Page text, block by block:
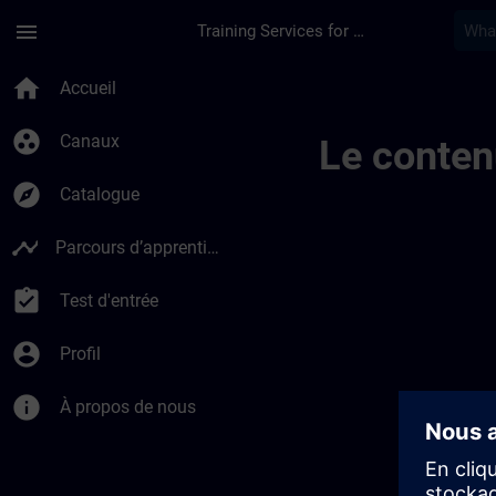
menu Training Services for Digital Industries
home Accueil
group_work Canaux
explore Catalogue
timeline Parcours d’apprentissage
assignment_turned_in Test d'entrée
account_circle Profil
info À propos de nous
Le